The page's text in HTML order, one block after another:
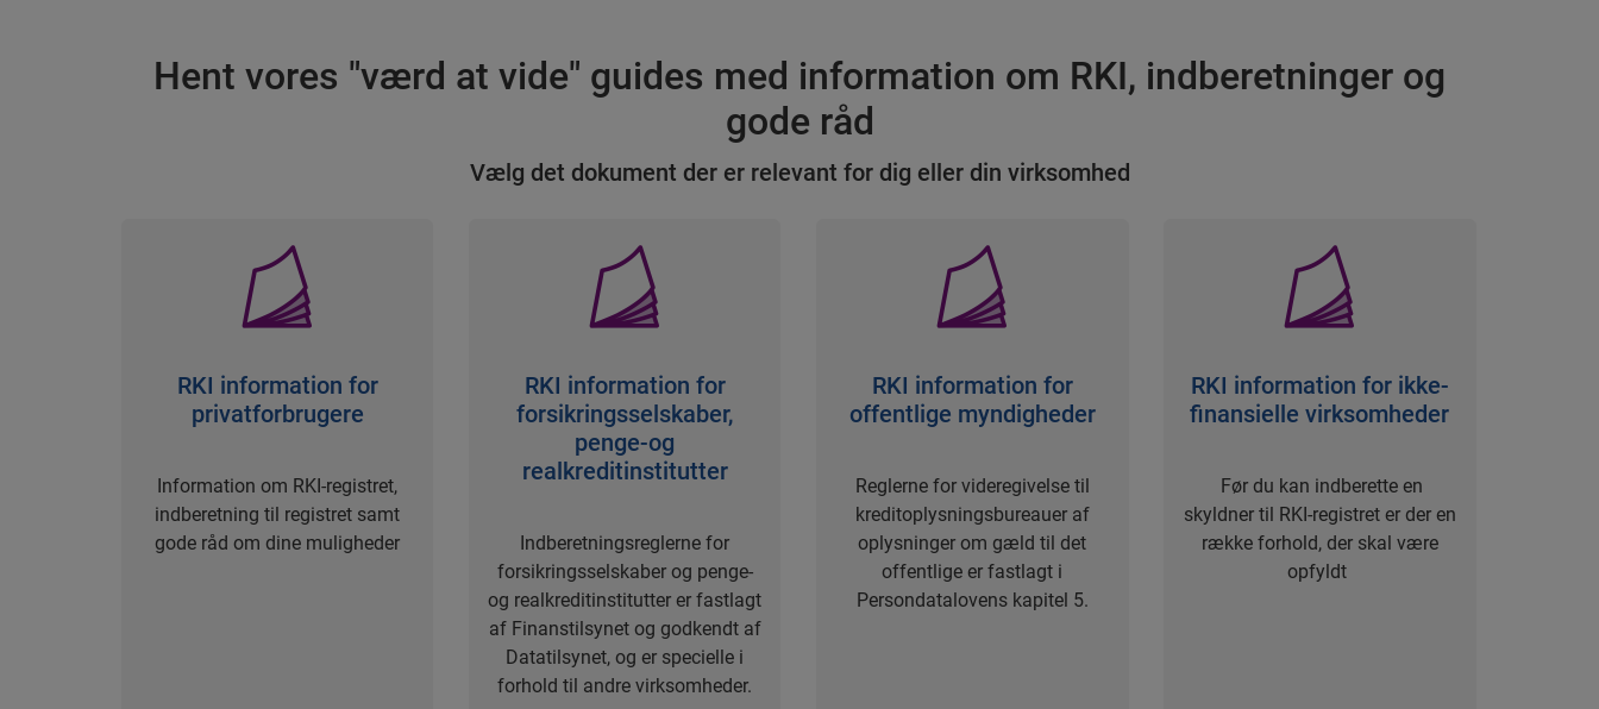
Hent vores "værd at vide" guides med information om RKI, indberetninger og
gode råd
Vælg det dokument der er relevant for dig eller din virksomhed
RKI information for
privatforbrugere
Information om RKI-registret,
indberetning til registret samt
gode råd om dine muligheder
RKI information for
forsikringsselskaber,
penge-og
realkreditinstitutter
Indberetningsreglerne for
forsikringsselskaber og penge-
og realkreditinstitutter er fastlagt
af Finanstilsynet og godkendt af
Datatilsynet, og er specielle i
forhold til andre virksomheder.
RKI information for
offentlige myndigheder
Reglerne for videregivelse til
kreditoplysningsbureauer af
oplysninger om gæld til det
offentlige er fastlagt i
Persondatalovens kapitel 5.
RKI information for ikke-
finansielle virksomheder
Før du kan indberette en
skyldner til RKI-registret er der en
række forhold, der skal være
opfyldt